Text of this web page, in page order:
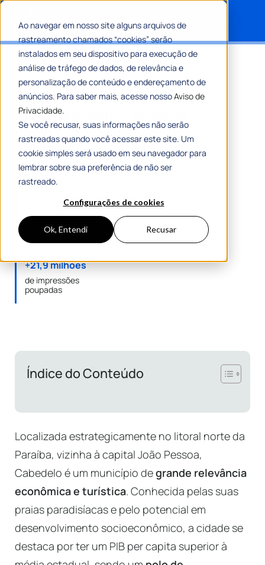
Ao navegar em nosso site alguns arquivos de
rastreamento chamados “cookies” serão
instalados em seu dispositivo para execução de
análise de tráfego de dados, de relevância e
personalização de conteúdo e endereçamento de
anúncios. Para saber mais, acesse nossoAviso de
Privacidade.
Se você recusar, suas informações não serão
rastreadas quando você acessar este site. Um
cookie simples será usado em seu navegador para
lembrar sobre sua preferência de não ser
rastreado.
Configurações de cookies
Ok, Entendi Recusar
Home»Da gestão no papel ao reconhecimento estadual:
como Cabedelo se tornou referência na Paraíba
Da gestão no papel ao
reconhecimento estadual:
como Cabedelo se tornou
referência na Paraíba
+R$ 55 milhões
em economia indireta
assinaturas digitais por
mês, em média
+21,9 milhões
de impressões
poupadas
Índice do Conteúdo
Localizada estrategicamente no litoral norte da
Paraíba, vizinha à capital João Pessoa,
Cabedelo é um município degrande relevância
econômica e turística. Conhecida pelas suas
praias paradisíacas e pelo potencial em
desenvolvimento socioeconômico, a cidade se
destaca por ter um PIB per capita superior à